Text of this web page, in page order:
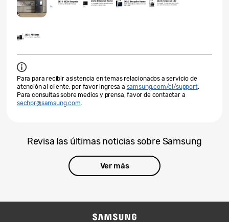
Para para recibir asistencia en temas relacionados a servicio de
atención al cliente, por favor ingresa a samsung.com/cl/support.
Para consultas sobre medios y prensa, favor de contactar a
sechpr@samsung.com.
Revisa las últimas noticias sobre Samsung
Ver más